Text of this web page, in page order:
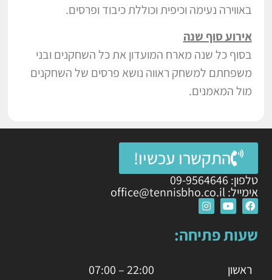
באווירה נעימה וכיפית וכוללת כיבוד ופרסים.
אירוע סוף שנה
בסוף כל שנה מארח המועדון את כל השחקנים ובני
משפחתם למשחק ראווה נושא פרסים של השחקנים
מול המאמנים.
התקשרו עכשיו!
טלפון: 09-9564646
אימייל: office@tennisbho.co.il
שעות פתיחה:
ראשון 22:00 – 07:00